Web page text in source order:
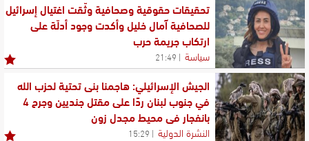
تحقيقات حقوقية وصحافية وثّقت اغتيال إسرائيل
للصحافية آمال خليل وأكدت وجود أدلّة على
ارتكاب جريمة حرب
سياسة 21:49
الجيش الإسرائيلي: هاجمنا بنى تحتية لحزب الله
في جنوب لبنان ردًا على مقتل جنديين وجرح 4
بانفجار في محيط مجدل زون
النشرة الدولية 15:29